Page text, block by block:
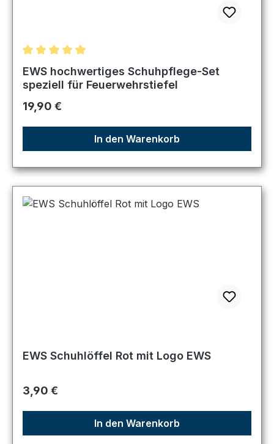
Durchschnittliche Bewertung von 5 von 5 Sternen
EWS hochwertiges Schuhpflege-Set
speziell für Feuerwehrstiefel
Regulärer Preis:
19,90 €
In den Warenkorb
EWS Schuhlöffel Rot mit Logo EWS
Regulärer Preis:
3,90 €
In den Warenkorb